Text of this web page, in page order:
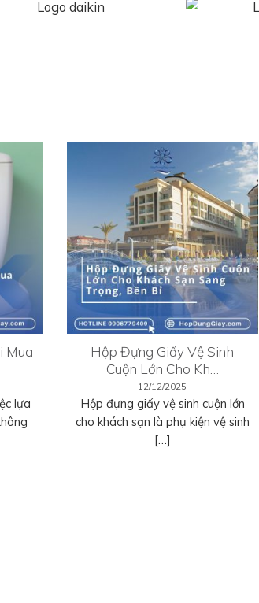
Mua
lựa
Hộp Đựng Giấy Vệ Sinh
Cuộn Lớn Cho Kh…
12/12/2025
Hộp đựng giấy vệ sinh cuộn lớn
cho khách sạn là phụ kiện vệ sinh
[…]